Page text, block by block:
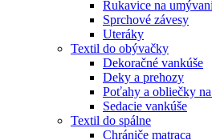
Rukavice na
Sprchové závesy
Uteráky
Textil do obývačky
Dekoračné vankúše
Deky a prehozy
Poťahy a obliečky
Sedacie vankúše
Textil do spálne
Chrániče matraca